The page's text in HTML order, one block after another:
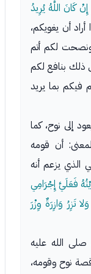
كَانَ اللَّهُ يُرِيدُ
أراد أن يغويكم،
لكم أتم
بنافع لكم
فيكم بما يريد
إلى نوح، كما
أن قومه
الذي يزعم أنه
فَعَلَيَّ إِجْرَامِي
وَلا تَزِرُ وَازِرَةٌ وِزْرَ
الله عليه
نوح وقومه،